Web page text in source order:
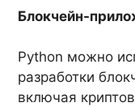
Блокчейн-
Python можно
разработки
включая